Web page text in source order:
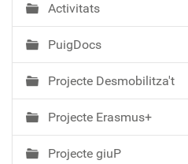
Activitats
PuigDocs
Projecte Desmobilitza't
Projecte Erasmus+
Projecte giuP